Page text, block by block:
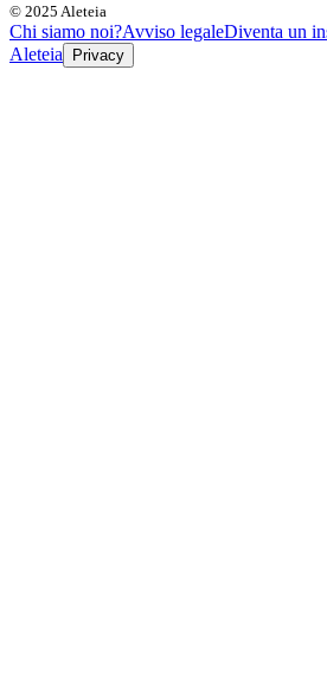
© 2025 Aleteia
Chi siamo noi?Avviso legaleDiventa un
Aleteia
Privacy